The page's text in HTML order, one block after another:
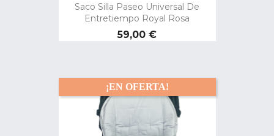
Saco Silla Paseo Universal De
Entretiempo Royal Rosa
Precio
59,00 €
¡EN OFERTA!